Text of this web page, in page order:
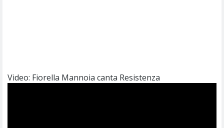
Video: Fiorella Mannoia canta Resistenza